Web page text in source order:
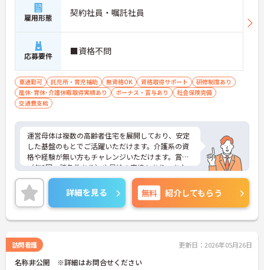
雇用形態 契約社員・嘱託社員
応募要件 ■資格不問
車通勤可 託児所・育児補助 無資格OK 資格取得サポート
研修制度あり
産休･育休･介護休暇取得実績あり
ボーナス・賞与あり
社会保険完備
交通費支給
運営母体は複数の高齢者住宅を展開しており、安定
した基盤のもとでご活躍いただけます。介護系の資
格や経験が無い方もチャレンジいただけます。賞与
（年2回、諸条件あり）や昇給の実績もあり、あな
たの頑張りがしっかりと評価されます。無料の社員
給食（1日1食）や、育休からの復職をサポートする
育児給付金+（プラス）制度（最大10万円）、資格
取得支援制度（最大10万円補助）など、福利厚生も
充実しています。社内研修やキャリアパス制度も整
す。ご興味のある方には、面接対策ポイントなど、
さらに詳細をお話ししますのでお気軽にご相談くだ
さい！
詳細を見る 無料 紹介してもらう
訪問看護 更新日：2026年05月26日
名称非公開 ※詳細はお問合せください